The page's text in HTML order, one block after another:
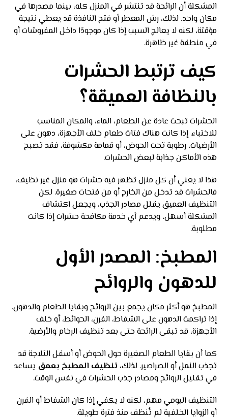
المشكلة أن الرائحة قد تنتشر في المنزل كله، بينما مصدرها في
مكان واحد. لذلك، رش المعطر أو فتح النافذة قد يعطي نتيجة
مؤقتة، لكنه لا يعالج السبب إذا كان موجودًا داخل المفروشات أو
في منطقة غير ظاهرة.
كيف ترتبط الحشرات
بالنظافة العميقة؟
الحشرات تبحث عادة عن الطعام، الماء، والمكان المناسب
للاختباء. إذا كانت هناك فتات طعام خلف الأجهزة، دهون على
الأرضيات، رطوبة تحت الحوض، أو قمامة مكشوفة، فقد تصبح
هذه الأماكن جذابة لبعض الحشرات.
هذا لا يعني أن كل منزل تظهر فيه حشرات هو منزل غير نظيف،
فالحشرات قد تدخل من الخارج أو من فتحات صغيرة. لكن
التنظيف العميق يقلل مصادر الجذب، ويجعل اكتشاف
المشكلة أسهل، ويدعم أي خدمة مكافحة حشرات إذا كانت
مطلوبة.
المطبخ: المصدر الأول
للدهون والروائح
المطبخ هو أكثر مكان يجمع بين الروائح وبقايا الطعام والدهون.
إذا تراكمت الدهون على الشفاط، الفرن، الحوائط، أو خلف
الأجهزة، قد تبقى الرائحة حتى بعد تنظيف الرخام والأرضية.
كما أن بقايا الطعام الصغيرة حول الحوض أو أسفل الثلاجة قد
تجذب النمل أو الصراصير. لذلك، تنظيف المطبخ بعمق يساعد
في تقليل الروائح ومصادر جذب الحشرات في نفس الوقت.
التنظيف اليومي مهم، لكنه لا يكفي إذا كان الشفاط أو الفرن
أو الزوايا الخلفية لم تُنظف منذ فترة طويلة.